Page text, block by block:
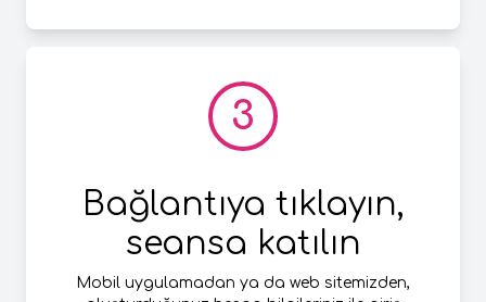
3
Bağlantıya tıklayın,
seansa katılın
Mobil uygulamadan ya da web sitemizden,